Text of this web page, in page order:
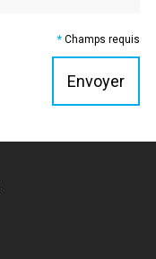
* Champs requis